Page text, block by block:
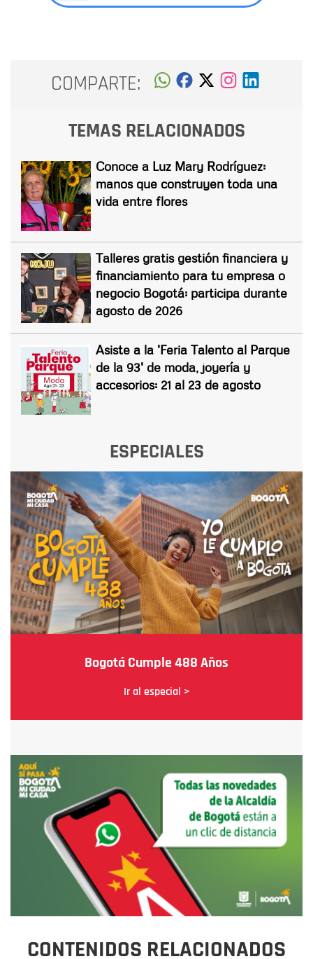
COMPARTE:
TEMAS RELACIONADOS
Conoce a Luz Mary Rodríguez:
manos que construyen toda una
vida entre flores
Talleres gratis gestión financiera y
financiamiento para tu empresa o
negocio Bogotá: participa durante
agosto de 2026
Asiste a la 'Feria Talento al Parque
de la 93' de moda, joyería y
accesorios: 21 al 23 de agosto
ESPECIALES
Bogotá Cumple 488 Años
Ir al especial >
CONTENIDOS RELACIONADOS